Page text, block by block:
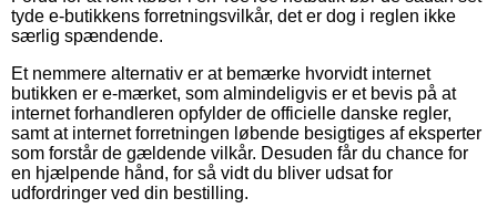
tyde e-butikkens forretningsvilkår, det er dog i reglen ikke
særlig spændende.
Et nemmere alternativ er at bemærke hvorvidt internet
butikken er e-mærket, som almindeligvis er et bevis på at
internet forhandleren opfylder de officielle danske regler,
samt at internet forretningen løbende besigtiges af eksperter
som forstår de gældende vilkår. Desuden får du chance for
en hjælpende hånd, for så vidt du bliver udsat for
udfordringer ved din bestilling.